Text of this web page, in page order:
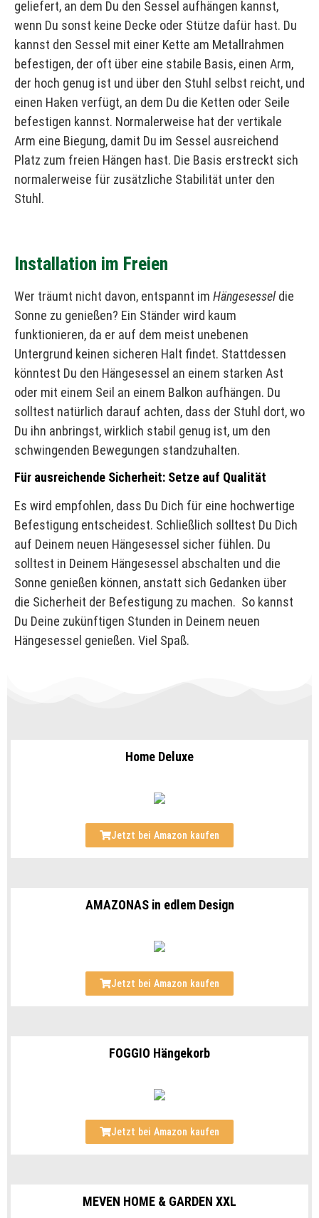
geliefert, an dem Du den Sessel aufhängen kannst,
wenn Du sonst keine Decke oder Stütze dafür hast. Du
kannst den Sessel mit einer Kette am Metallrahmen
befestigen, der oft über eine stabile Basis, einen Arm,
der hoch genug ist und über den Stuhl selbst reicht, und
einen Haken verfügt, an dem Du die Ketten oder Seile
befestigen kannst. Normalerweise hat der vertikale
Arm eine Biegung, damit Du im Sessel ausreichend
Platz zum freien Hängen hast. Die Basis erstreckt sich
normalerweise für zusätzliche Stabilität unter den
Stuhl.
Installation im Freien
Wer träumt nicht davon, entspannt im Hängesessel die
Sonne zu genießen? Ein Ständer wird kaum
funktionieren, da er auf dem meist unebenen
Untergrund keinen sicheren Halt findet. Stattdessen
könntest Du den Hängesessel an einem starken Ast
oder mit einem Seil an einem Balkon aufhängen. Du
solltest natürlich darauf achten, dass der Stuhl dort, wo
Du ihn anbringst, wirklich stabil genug ist, um den
schwingenden Bewegungen standzuhalten.
Für ausreichende Sicherheit: Setze auf Qualität
Es wird empfohlen, dass Du Dich für eine hochwertige
Befestigung entscheidest. Schließlich solltest Du Dich
auf Deinem neuen Hängesessel sicher fühlen. Du
solltest in Deinem Hängesessel abschalten und die
Sonne genießen können, anstatt sich Gedanken über
die Sicherheit der Befestigung zu machen. So kannst
Du Deine zukünftigen Stunden in Deinem neuen
Hängesessel genießen. Viel Spaß.
Home Deluxe
Jetzt bei Amazon kaufen
AMAZONAS in edlem Design
Jetzt bei Amazon kaufen
FOGGIO Hängekorb
Jetzt bei Amazon kaufen
MEVEN HOME & GARDEN XXL